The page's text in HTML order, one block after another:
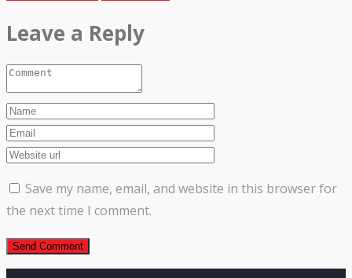
Leave a Reply
Save my name, email, and website in this browser for
the next time I comment.